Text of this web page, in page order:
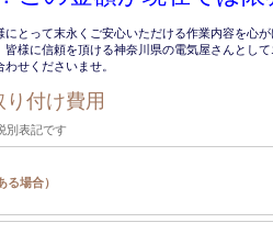
とって末永くご安心いただける作業内容を心
様に信頼を頂ける神奈川県の電気屋さんとし
せくださいませ。
付け費用
別表記です
る場合）